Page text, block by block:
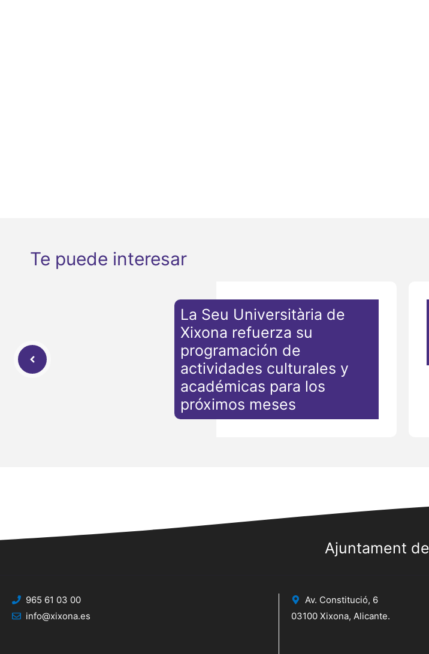
Te puede interesar
La Seu Universitària de
Xixona refuerza su
programación de
actividades culturales y
académicas para los
próximos meses
Ajuntament
965 61 03 00
info@xixona.es
Av. Constitució, 6
03100 Xixona, Alicante.